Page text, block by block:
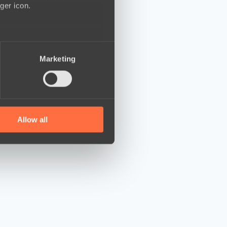
icon.
who may combine it with
Marketing
Allow all